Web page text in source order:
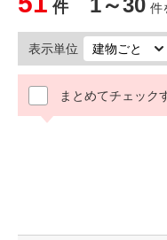
件 1～30 件
表示単位
まとめてチェック